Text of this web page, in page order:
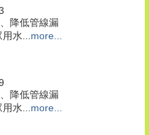
降低管線漏
水... more...
降低管線漏
水... more...